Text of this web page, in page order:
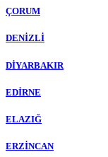
ÇORUM
DENİZLİ
DİYARBAKIR
EDİRNE
ELAZIĞ
ERZİNCAN